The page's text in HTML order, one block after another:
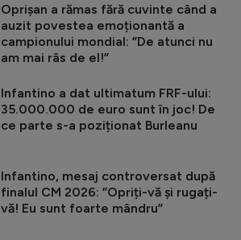
Oprișan a rămas fără cuvinte când a
auzit povestea emoționantă a
campionului mondial: ”De atunci nu
am mai râs de el!”
Infantino a dat ultimatum FRF-ului:
35.000.000 de euro sunt în joc! De
ce parte s-a poziționat Burleanu
Infantino, mesaj controversat după
finalul CM 2026: ”Opriți-vă și rugați-
vă! Eu sunt foarte mândru”